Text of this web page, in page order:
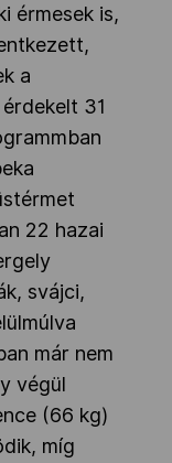
érmesek is,
a
31
22 hazai
svájci,
már nem
végül
(66 kg)
míg